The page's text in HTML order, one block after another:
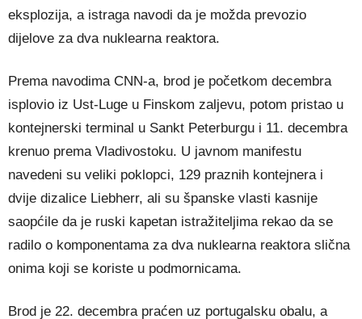
eksplozija, a istraga navodi da je možda prevozio
dijelove za dva nuklearna reaktora.
Prema navodima CNN-a, brod je početkom decembra
isplovio iz Ust-Luge u Finskom zaljevu, potom pristao u
kontejnerski terminal u Sankt Peterburgu i 11. decembra
krenuo prema Vladivostoku. U javnom manifestu
navedeni su veliki poklopci, 129 praznih kontejnera i
dvije dizalice Liebherr, ali su španske vlasti kasnije
saopćile da je ruski kapetan istražiteljima rekao da se
radilo o komponentama za dva nuklearna reaktora slična
onima koji se koriste u podmornicama.
Brod je 22. decembra praćen uz portugalsku obalu, a